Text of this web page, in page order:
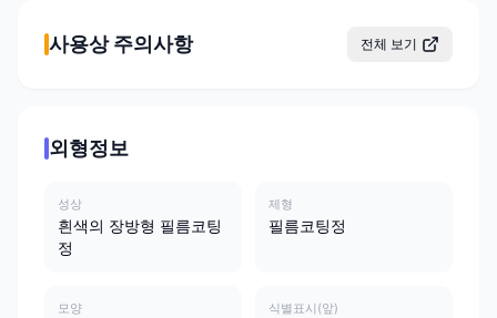
사용상 주의사항 전체 보기
외형정보
성상
흰색의 장방형 필름코팅
정
제형
필름코팅정
모양 식별표시(앞)